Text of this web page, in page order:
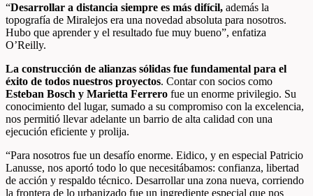
“Desarrollar a distancia siempre es más difícil, además la
topografía de Miralejos era una novedad absoluta para nosotros.
Hubo que aprender y el resultado fue muy bueno”, enfatiza
O’Reilly.
La construcción de alianzas sólidas fue fundamental para el
éxito de todos nuestros proyectos. Contar con socios como
Esteban Bosch y Marietta Ferrero fue un enorme privilegio. Su
conocimiento del lugar, sumado a su compromiso con la excelencia,
nos permitió llevar adelante un barrio de alta calidad con una
ejecución eficiente y prolija.
“Para nosotros fue un desafío enorme. Eidico, y en especial Patricio
Lanusse, nos aportó todo lo que necesitábamos: confianza, libertad
de acción y respaldo técnico. Desarrollar una zona nueva, corriendo
la frontera de lo urbanizado fue un ingrediente especial que nos